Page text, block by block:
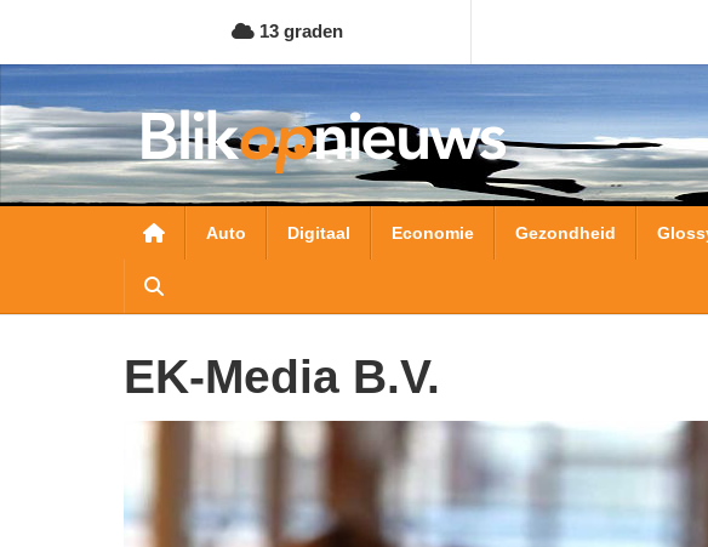
naar
de
inhoud
gaan
13 graden
Hoofdnavigatie
Auto Digitaal Economie Gezondheid
EK-Media B.V.